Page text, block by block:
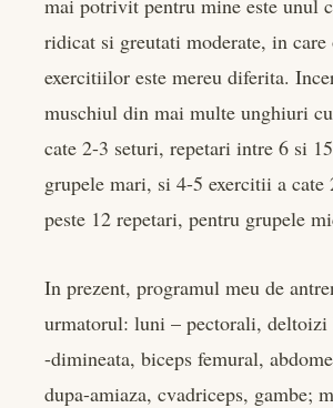
ridicat si greutati moderate, in care
exercitiilor este mereu diferita.
muschiul din mai multe unghiuri
cate 2-3 seturi, repetari intre 6 si
grupele mari, si 4-5 exercitii a cate
peste 12 repetari, pentru grupele
In prezent, programul meu de
urmatorul: luni – pectorali,
-dimineata, biceps femural,
dupa-amiaza, cvadriceps, gambe;